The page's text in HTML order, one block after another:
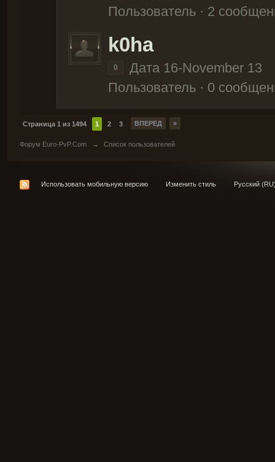
Пользователь · 2
k0ha
0
Дата 16-November 13
Пользователь · 0
Страница 1 из 1494 1 2 3 ВПЕРЕД »
Форум Euro-PvP.Com → Список пользователей
Использовать мобильную версию Изменить стиль Русский